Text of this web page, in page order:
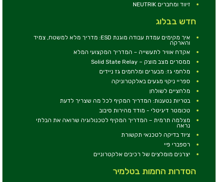
זיווד ומחברים NEUTRIK
חדש בבלוג
איך מקימים עמדת עבודה מוגנת ESD: מדריך מלא למשטח, צמיד
והארקה
אקדח אוויר לתעשייה – המדריך המקצועי המלא
ממסרים מצב מוצק – Solid State Relay
מלחמי גז: מבערים ומלחמים גז ניידים
ספריי ניקוי מגעים באלקטרוניקה
מלחציים לשולחן
בטריות נטענות: המדריך המקיף לכל מה שצריך לדעת
טכומטר דיגיטלי - מודד מהירות סיבוב
מצלמה תרמית – המדריך המקיף לטכנולוגיה שרואה את הבלתי
נראה
ציוד בדיקה לטכנאי תקשורת
רספברי פיי
יצרנים מומלצים של רכיבים אלקטרוניים
הסדרות החמות בטלמיר